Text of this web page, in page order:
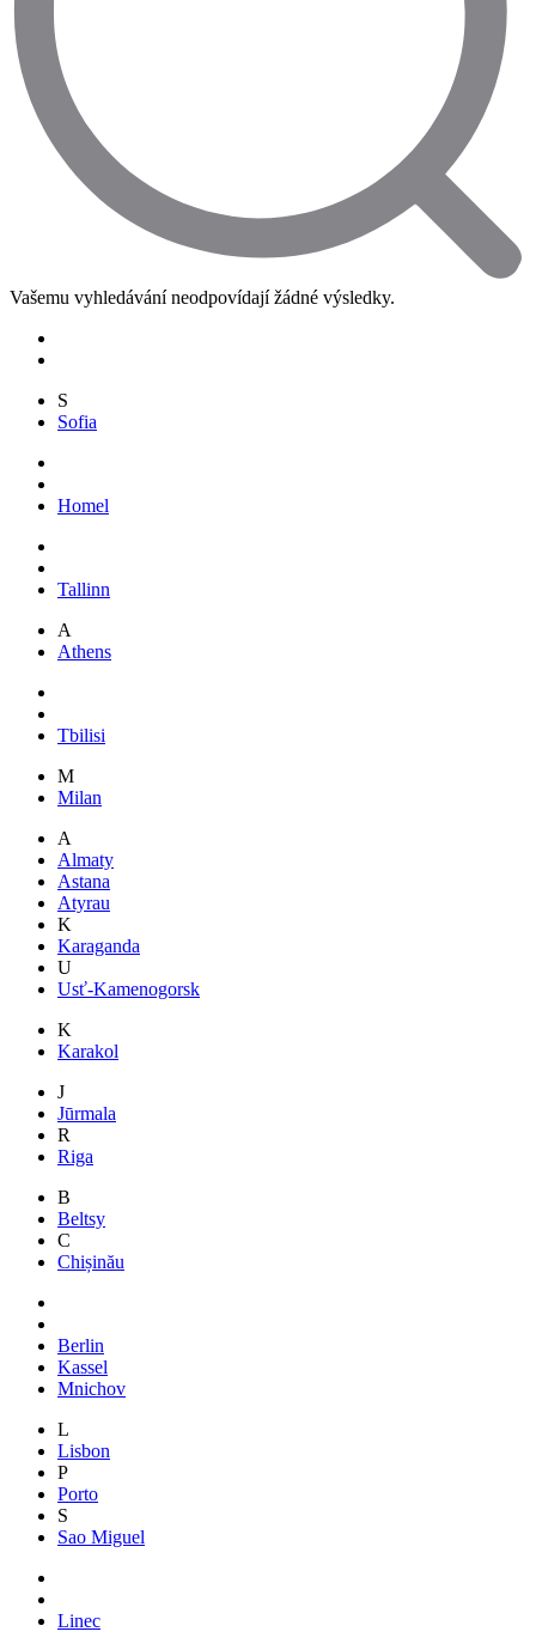
Vašemu vyhledávání neodpovídají žádné výsledky.
S
Sofia
Homel
Tallinn
A
Athens
Tbilisi
M
Milan
A
Almaty
Astana
Atyrau
K
Karaganda
U
Usť-Kamenogorsk
K
Karakol
J
Jūrmala
R
Riga
B
Beltsy
C
Chișinău
Berlin
Kassel
Mnichov
L
Lisbon
P
Porto
S
Sao Miguel
Linec